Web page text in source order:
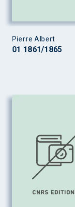
Pierre Albert
01 1861/1865